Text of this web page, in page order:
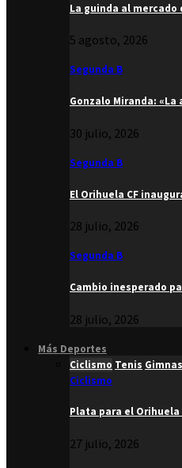
La guinda al mercado
5 agosto, 2026
Segunda B
Gonzalo Miranda:
30 julio, 2026
Segunda B
El Orihuela CF
28 julio, 2026
Segunda B
Cambio inesperado
28 julio, 2026
Más Deportes
Ciclismo Tenis
Ciclismo
Plata para el Orihuela
27 julio, 2026